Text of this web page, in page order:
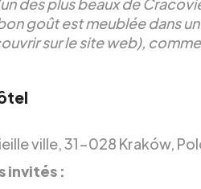
goût est meublée dans
sur le site web),
ville, 31-028 Kraków,
invités :